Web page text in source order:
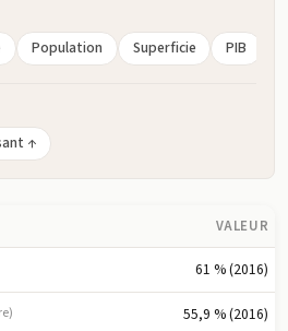
Population Superficie PIB
↑
VALEUR
61 % (2016)
55,9 % (2016)